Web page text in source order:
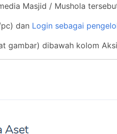
Masjid / Mushola
dan Login sebagai
gambar) dibawah kolom